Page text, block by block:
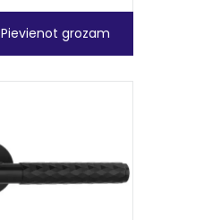
Pievienot grozam